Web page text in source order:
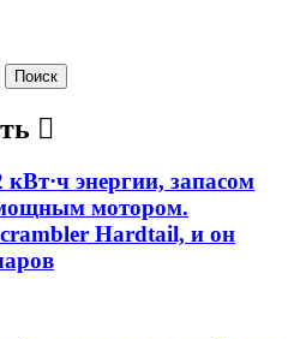
кВт·ч энергии, запасом
мотором.
Hardtail, и он